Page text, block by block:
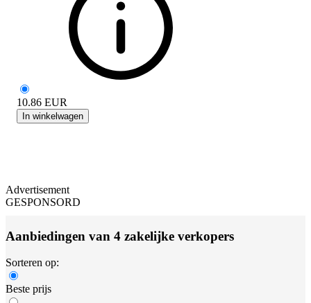
10.86 EUR
In winkelwagen
Advertisement
GESPONSORD
Aanbiedingen van 4 zakelijke verkopers
Sorteren op:
Beste prijs